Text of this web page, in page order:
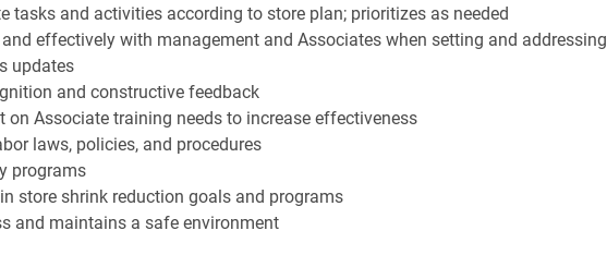
tasks and activities according to store plan; prioritizes as needed
effectively with management and Associates when setting and addressing
updates
and constructive feedback
on Associate training needs to increase effectiveness
laws, policies, and procedures
programs
store shrink reduction goals and programs
and maintains a safe environment